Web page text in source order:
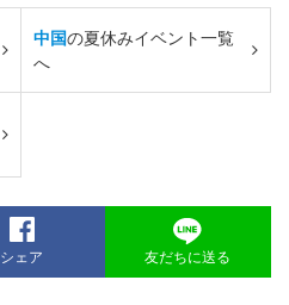
中国の夏休みイベント一覧
へ
シェア 友だちに送る